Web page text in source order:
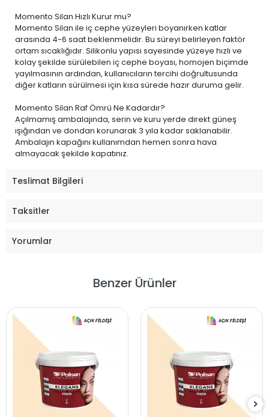
Momento Silan Hızlı Kurur mu?
Momento Silan ile iç cephe yüzeyleri boyanırken katlar
arasında 4-6 saat beklenmelidir. Bu süreyi belirleyen faktör
ortam sıcaklığıdır. Silikonlu yapısı sayesinde yüzeye hızlı ve
kolay şekilde sürülebilen iç cephe boyası, homojen biçimde
yayılmasının ardından, kullanıcıların tercihi doğrultusunda
diğer katların sürülmesi için kısa sürede hazır duruma gelir.
Momento Silan Raf Ömrü Ne Kadardır?
Açılmamış ambalajında, serin ve kuru yerde direkt güneş
ışığından ve dondan korunarak 3 yıla kadar saklanabilir.
Ambalajın kapağını kullanımdan hemen sonra hava
almayacak şekilde kapatınız.
Teslimat Bilgileri
Taksitler
Yorumlar
Benzer Ürünler